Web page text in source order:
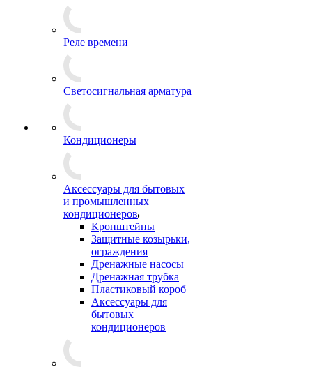
Реле времени
Светосигнальная арматура
Кондиционеры
Аксессуары для бытовых
и промышленных
кондиционеров
Кронштейны
Защитные козырьки,
ограждения
Дренажные насосы
Дренажная трубка
Пластиковый короб
Аксессуары для
бытовых
кондиционеров